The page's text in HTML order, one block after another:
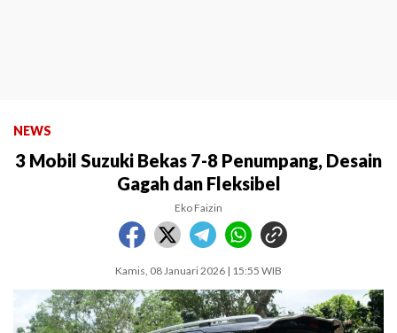
NEWS
3 Mobil Suzuki Bekas 7-8 Penumpang, Desain
Gagah dan Fleksibel
Eko Faizin
Kamis, 08 Januari 2026 | 15:55 WIB